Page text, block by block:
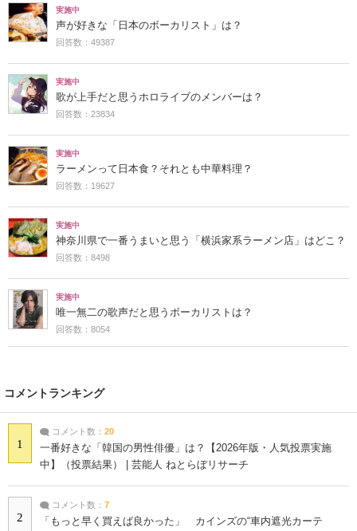
実施中
声が好きな「日本のボーカリスト」は？
回答数：49387
実施中
歌が上手だと思うホロライブのメンバーは？
回答数：23834
実施中
ラーメンって日本食？それとも中華料理？
回答数：19627
実施中
神奈川県で一番うまいと思う「横浜家系ラーメン店」はどこ？
回答数：8498
実施中
唯一無二の歌声だと思うボーカリストは？
回答数：8054
コメントランキング
1
コメント数： 20
一番好きな「韓国の男性俳優」は？【2026年版・人気投票実施
中】（投票結果） | 芸能人 ねとらぼリサーチ
2
コメント数： 7
「もっと早く買えば良かった」 カインズの“車内遮光カーテ